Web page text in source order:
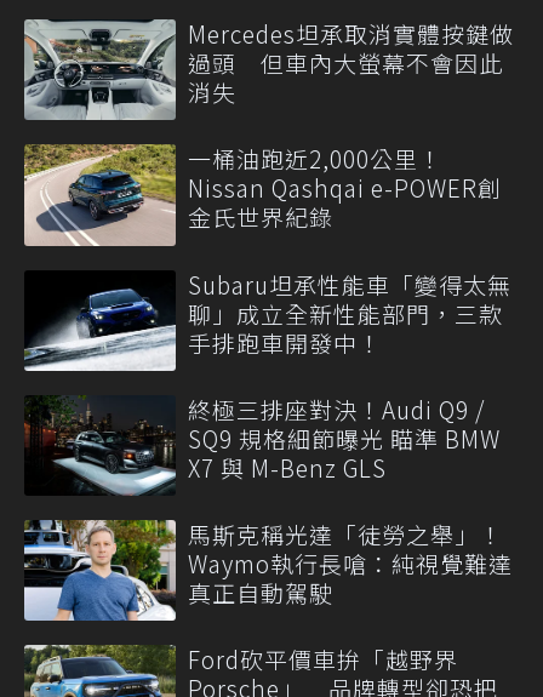
Mercedes坦承取消實體按鍵做
過頭 但車內大螢幕不會因此
消失
一桶油跑近2,000公里！
Nissan Qashqai e-POWER創
金氏世界紀錄
Subaru坦承性能車「變得太無
聊」成立全新性能部門，三款
手排跑車開發中！
終極三排座對決！Audi Q9 /
SQ9 規格細節曝光 瞄準 BMW
X7 與 M-Benz GLS
馬斯克稱光達「徒勞之舉」！
Waymo執行長嗆：純視覺難達
真正自動駕駛
Ford砍平價車拚「越野界
Porsche」 品牌轉型卻恐把